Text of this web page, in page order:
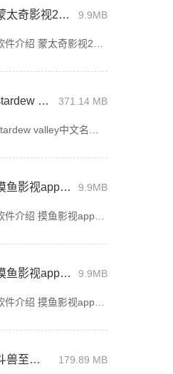
蒙太奇影视2025最新版本下载 9.9MB
stardew valley手机版 371.14 MB
摸鱼影视app官方版下载安装 9.9MB
摸鱼影视app最新版下载 9.9MB
斗兽至高天 179.89 MB